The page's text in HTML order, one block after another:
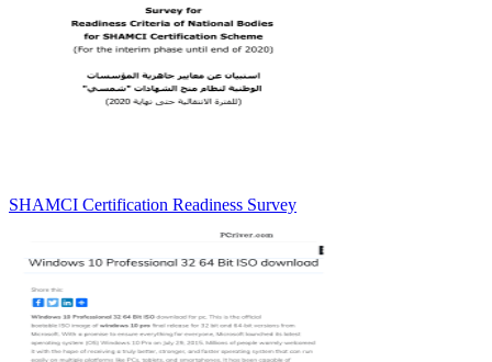
SHAMCI Certification Readiness Survey